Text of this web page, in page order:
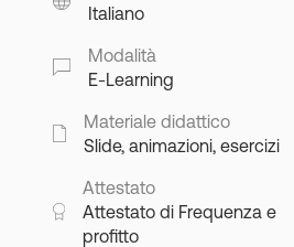
Italiano
Modalità
E-Learning
Materiale didattico
Slide, animazioni, esercizi
Attestato
Attestato di Frequenza e
profitto